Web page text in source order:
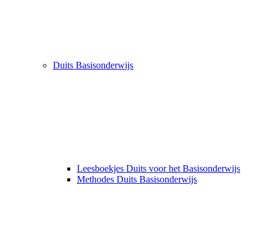
Duits Basisonderwijs
Leesboekjes Duits voor het Basisonderwijs
Methodes Duits Basisonderwijs